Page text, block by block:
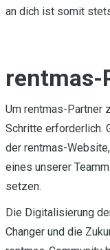
an dich ist somit
rentmas-
Um rentmas-Partner
Schritte erforderlich.
der rentmas-
eines unserer
setzen.
Die Digitalisierung
Changer und die